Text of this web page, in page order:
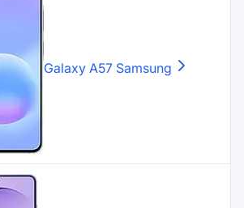
Galaxy A57 Samsung